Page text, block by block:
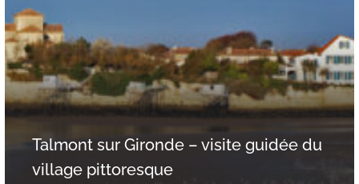
Talmont sur Gironde – visite guidée du
village pittoresque